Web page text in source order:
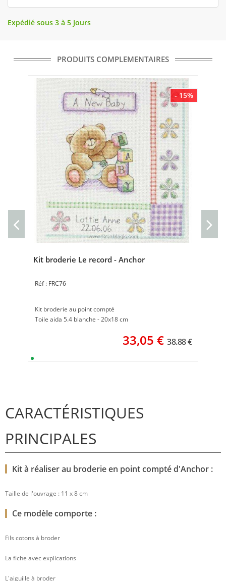
Expédié sous 3 à 5 Jours
PRODUITS COMPLEMENTAIRES
- 15%
Kit broderie Le record - Anchor
FRC76
Kit broderie au point compté
Toile aida 5.4 blanche - 20x18 cm
33,05 € 38.88 €
CARACTÉRISTIQUES
PRINCIPALES
Kit à réaliser au broderie en point compté d'Anchor :
Taille de l'ouvrage : 11 x 8 cm
Ce modèle comporte :
Fils cotons à broder
La fiche avec explications
L'aiguille à broder